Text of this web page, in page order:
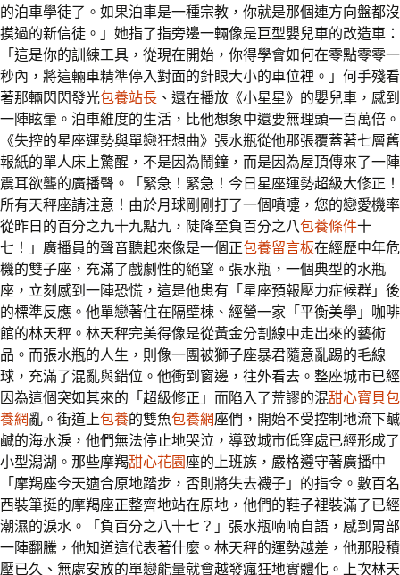
的泊車學徒了。如果泊車是一種宗教，你就是那個連方向盤都沒
摸過的新信徒。」她指了指旁邊一輛像是巨型嬰兒車的改造車：
「這是你的訓練工具，從現在開始，你得學會如何在零點零零一
秒內，將這輛車精準停入對面的針眼大小的車位裡。」何手殘看
著那輛閃閃發光包養站長 、還在播放《小星星》的嬰兒車，感到
一陣眩暈。泊車維度的生活，比他想象中還要無理頭一百萬倍。
《失控的星座運勢與單戀狂想曲》張水瓶從他那張覆蓋著七層舊
報紙的單人床上驚醒，不是因為鬧鐘，而是因為屋頂傳來了一陣
震耳欲聾的廣播聲。「緊急！緊急！今日星座運勢超級大修正！
所有天秤座請注意！由於月球剛剛打了一個噴嚏，您的戀愛機率
從昨日的百分之九十九點九，陡降至負百分之八包養條件十
七！」廣播員的聲音聽起來像是一個正包養留言板在經歷中年危
機的雙子座，充滿了戲劇性的絕望。張水瓶，一個典型的水瓶
座，立刻感到一陣恐慌，這是他患有「星座預報壓力症候群」後
的標準反應。他單戀著住在隔壁棟、經營一家「平衡美學」咖啡
館的林天秤。林天秤完美得像是從黃金分割線中走出來的藝術
品。而張水瓶的人生，則像一團被獅子座暴君隨意亂踢的毛線
球，充滿了混亂與錯位。他衝到窗邊，往外看去。整座城市已經
因為這個突如其來的「超級修正」而陷入了荒謬的混甜心寶貝包
養網亂。街道上包養的雙魚包養網座們，開始不受控制地流下鹹
鹹的海水淚，他們無法停止地哭泣，導致城市低窪處已經形成了
小型潟湖。那些摩羯甜心花園座的上班族，嚴格遵守著廣播中
「摩羯座今天適合原地踏步，否則將失去襪子」的指令。數百名
西裝筆挺的摩羯座正整齊地站在原地，他們的鞋子裡裝滿了已經
潮濕的淚水。「負百分之八十七？」張水瓶喃喃自語，感到胃部
一陣翻騰，他知道這代表著什麼。林天秤的運勢越差，他那股積
壓已久、無處安放的單戀能量就會越發瘋狂地實體化。上次林天